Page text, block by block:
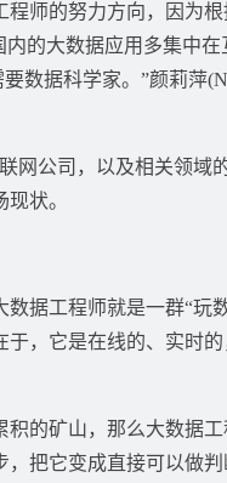
的努力方向，因为根
的大数据应用多集中
数据科学家。”颜莉萍
公司，以及相关领域
状。
工程师就是一群“玩
，它是在线的、实时
矿山，那么大数据工
把它变成直接可以做